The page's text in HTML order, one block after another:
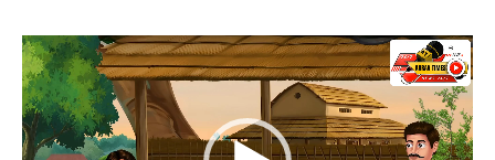
Video
Player